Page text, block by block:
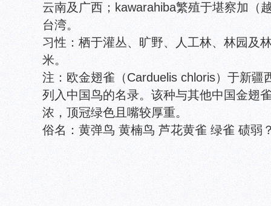
云南及广西；kawarahiba繁殖于堪察加（
台湾。
习性：栖于灌丛、旷野、人工林、林园及
米。
注：欧金翅雀（Carduelis chloris）于新疆
列入中国鸟的名录。该种与其他中国金翅
浓，顶冠绿色且嘴较厚重。
俗名：黄弹鸟 黄楠鸟 芦花黄雀 绿雀 碛弱